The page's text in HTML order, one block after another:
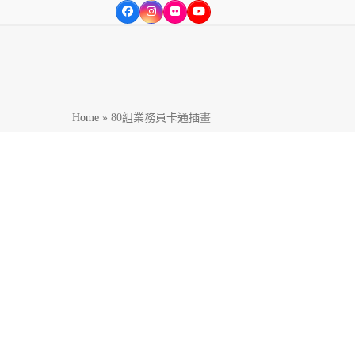
FacebookInstagram
FlickrYouTube
Home » 80組業務員卡通插畫